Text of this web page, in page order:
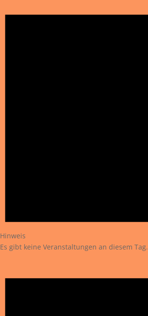
Hinweis
Es gibt keine Veranstaltungen an diesem Tag.